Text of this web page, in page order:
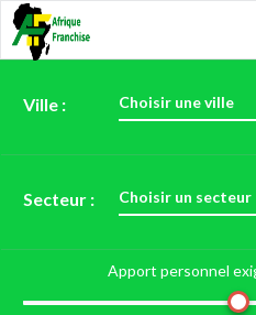
Ville : Choisir une ville
Secteur : Choisir un secteur
Apport personnel